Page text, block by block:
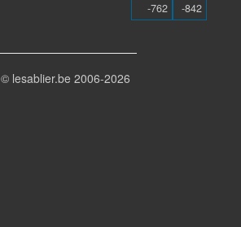
-762
-842
© lesablier.be 2006-2026